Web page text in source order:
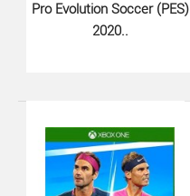
Pro Evolution Soccer (PES)
2020..